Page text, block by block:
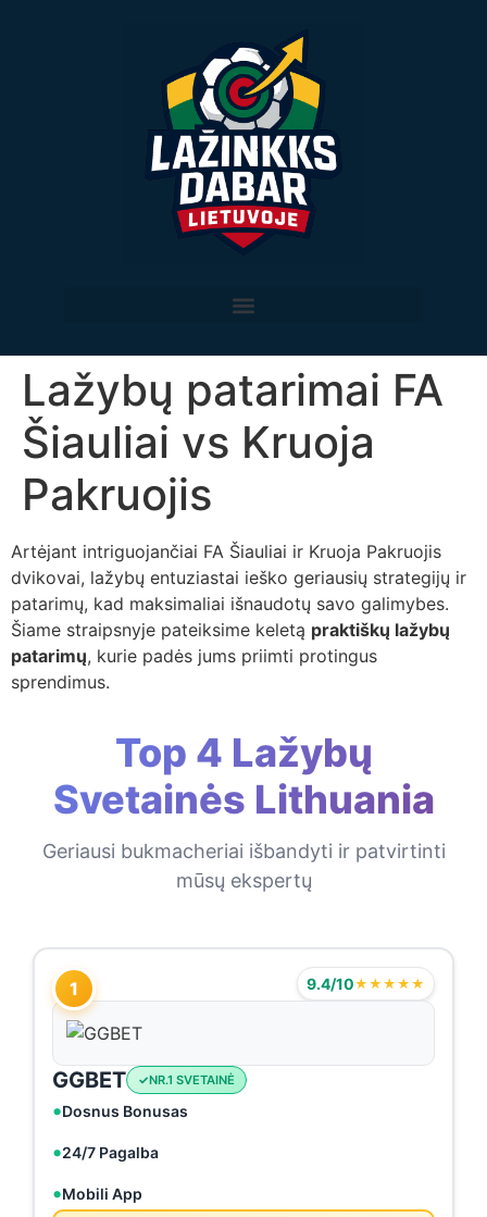
Lažybų patarimai FA
Šiauliai vs Kruoja
Pakruojis
Artėjant intriguojančiai FA Šiauliai ir Kruoja Pakruojis
dvikovai, lažybų entuziastai ieško geriausių strategijų ir
patarimų, kad maksimaliai išnaudotų savo galimybes.
Šiame straipsnyje pateiksime keletą praktiškų lažybų
patarimų, kurie padės jums priimti protingus
sprendimus.
Top 4 Lažybų
Svetainės Lithuania
Geriausi bukmacheriai išbandyti ir patvirtinti
mūsų ekspertų
1 9.4/10★★★★★
GGBET NR.1 SVETAINĖ
Dosnus Bonusas
24/7 Pagalba
Mobili App